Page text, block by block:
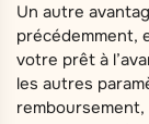
Un autre
précédemment,
votre prêt à
les autres